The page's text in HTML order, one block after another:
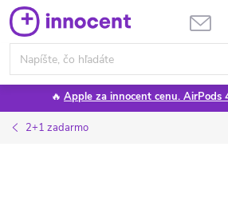
Prejsť
na
obsah
🔥 Apple za innocent cenu. AirPods
2+1 zadarmo